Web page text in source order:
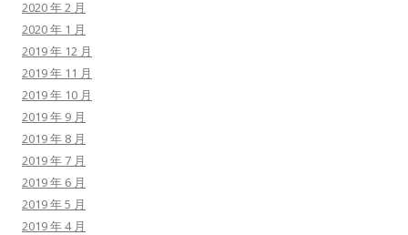
2020 年 2 月
2020 年 1 月
2019 年 12 月
2019 年 11 月
2019 年 10 月
2019 年 9 月
2019 年 8 月
2019 年 7 月
2019 年 6 月
2019 年 5 月
2019 年 4 月